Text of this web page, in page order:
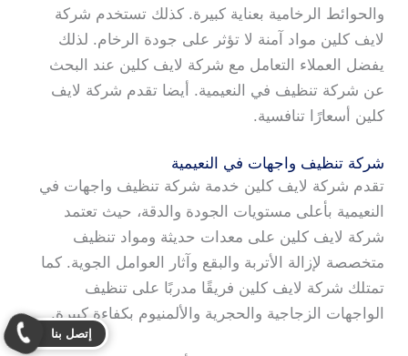
والحوائط الرخامية بعناية كبيرة. كذلك تستخدم شركة
لايف كلين مواد آمنة لا تؤثر على جودة الرخام. لذلك
يفضل العملاء التعامل مع شركة لايف كلين عند البحث
عن شركة تنظيف في النعيمية. أيضا تقدم شركة لايف
كلين أسعارًا تنافسية.
شركة تنظيف واجهات في النعيمية
تقدم شركة لايف كلين خدمة شركة تنظيف واجهات في
النعيمية بأعلى مستويات الجودة والدقة، حيث تعتمد
شركة لايف كلين على معدات حديثة ومواد تنظيف
متخصصة لإزالة الأتربة والبقع وآثار العوامل الجوية. كما
تمتلك شركة لايف كلين فريقًا مدربًا على تنظيف
الواجهات الزجاجية والحجرية والألمنيوم بكفاءة كبيرة.
إتصل بنا